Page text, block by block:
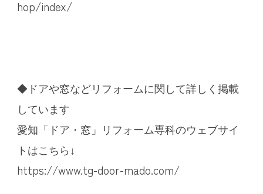
hop/index/
◆ドアや窓などリフォームに関して詳しく掲載
しています
愛知「ドア・窓」リフォーム専科のウェブサイ
トはこちら↓
https://www.tg-door-mado.com/